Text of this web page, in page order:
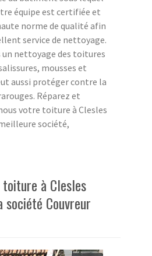
équipe est certifiée et
norme de qualité afin
service de nettoyage.
un nettoyage des toitures
mousses et
aussi protéger contre la
Réparez et
votre toiture à Clesles
société,
à Clesles
Couvreur